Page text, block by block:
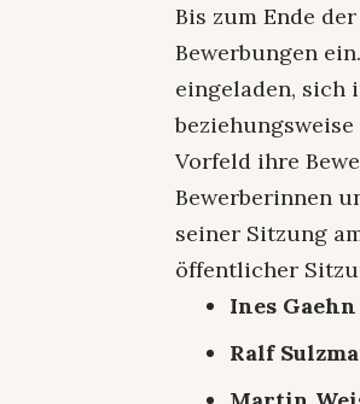
Bis zum Ende
Bewerbungen
eingeladen, sich
Vorfeld ihre
Bewerberinnen
seiner Sitzung
öffentlicher
Ines
Ralf